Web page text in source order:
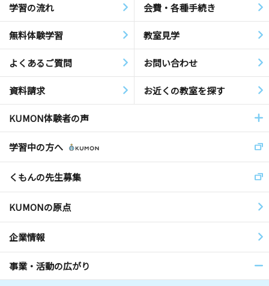
学習の流れ 会費・各種手続き
無料体験学習 教室見学
よくあるご質問 お問い合わせ
資料請求 お近くの教室を探す
KUMON体験者の声
学習中の方へ
くもんの先生募集
KUMONの原点
企業情報
事業・活動の広がり